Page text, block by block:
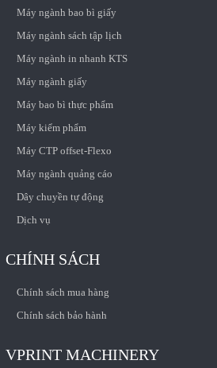
Máy ngành bao bì giấy
Máy ngành sách tập lịch
Máy ngành in nhanh KTS
Máy ngành giấy
Máy bao bì thực phẩm
Máy kiểm phẩm
Máy CTP offset-Flexo
Máy ngành quảng cáo
Dây chuyền tự động
Dịch vụ
CHÍNH SÁCH
Chính sách mua hàng
Chính sách bảo hành
VPRINT MACHINERY